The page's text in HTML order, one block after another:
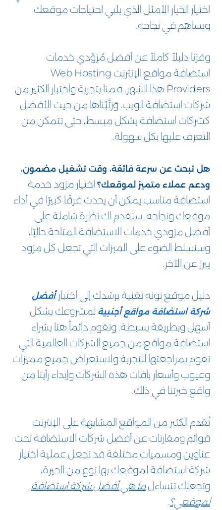
اختيار الخيار الأمثل الذي يلبي احتياجات موقعك
ويساهم في نجاحه.
وفرّنا دليلاً كاملاً عن أفضل مُزوِّدي خدمات
استضافة مواقع الإنترنت Web Hosting
Providers هذا الشهر، قمنا بتجربة واختبار الكثير من
شركات استضافة الويب، وَرَتَّبْناها من حيث الأفضل
كشركات استضافة بشكل مبسط، حتى تتمكن من
التعرف عليها بكل سهولة.
هل تبحث عن سرعة فائقة، وقت تشغيل مضمون،
ودعم عملاء متميز لموقعك؟ اختيار مزود خدمة
استضافة مناسب يمكن أن يحدث فرقًا كبيرًا في أداء
موقعك ونجاحه. سنقدم لك نظرة شاملة على
أفضل مزودي خدمات الاستضافة المتاحة حاليًا،
وسنسلط الضوء على الميزات التي تجعل كل مزود
يبرز عن الآخر.
دليل موقع نوته تقنية يرشدك إلى اختيار أفضل
شركة استضافة مواقع أجنبية لمشروعك بشكل
أسهل وبطريقة بسيطة. ونقوم دائماً هنا بشراء
استضافة مواقع من جميع الشركات العالمية التي
نقوم بمراجعتها للتجربة ولاستعراض جميع مميزات
وعيوب وأسعار باقات هذه الشركات وإبداء رأينا من
واقع خبرتنا في ذلك.
تُقدم الكثير من المواقع المشابهة على الإنترنت
قوائم ومقارنات عن أفضل شركات الاستضافة تحت
عناوين ومسميات مختلفة قد تجعل عملية اختيار
شركة استضافة لموقعك بها نوع من الحيرة،
وتجعلك تتساءلما هي أفضل شركة استضافة
لموقعي؟.